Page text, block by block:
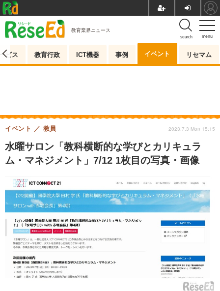
menu
search
教育業界ニュース
ビス 教育行政 ICT機器 事例 イベント リセマム
水曜サロン「教科横断的な学びとカリキュラ
ム・マネジメント」7/12 1枚目の写真・画像
イベント 教員 2023.7.3 Mon 15:15